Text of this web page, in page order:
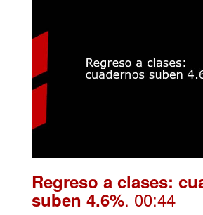
Regreso a clases:
suben 4.6%. 00:44